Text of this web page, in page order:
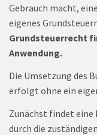
Gebrauch macht,
eigenes
Grundsteuerrecht
Anwendung.
Die Umsetzung des
erfolgt ohne ein
Zunächst findet
durch die